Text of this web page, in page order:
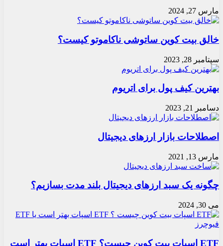
مارس 27, 2024
خالق بیت کوین ساتوشی ناکاموتو کیست؟
سپتامبر 28, 2023
بهترین کیف پول برای اتریوم
دسامبر 21, 2023
اصطلاحات بازار ارزهای دیجیتال
مارس 13, 2021
چگونه یک سبد ارزهای دیجیتال بلند مدت بسازیم؟
می 30, 2024
ETF اسپات بیت کوین چیست؟ ETF اسپات بهتر است